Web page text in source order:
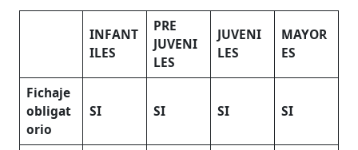
INFANT
ILES
PRE
JUVENI
LES
JUVENI
LES
MAYOR
ES
Fichaje
obligat
orio
SI SI SI SI